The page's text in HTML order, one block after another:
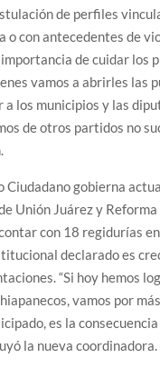
de perfiles
o con antecedentes de
importancia de cuidar los
vamos a abrirles las
a los municipios y las
de otros partidos no
Ciudadano gobierna
Unión Juárez y Reforma
con 18 regidurías
declarado es
“Si hoy hemos
vamos por
es la
la nueva coordinadora.